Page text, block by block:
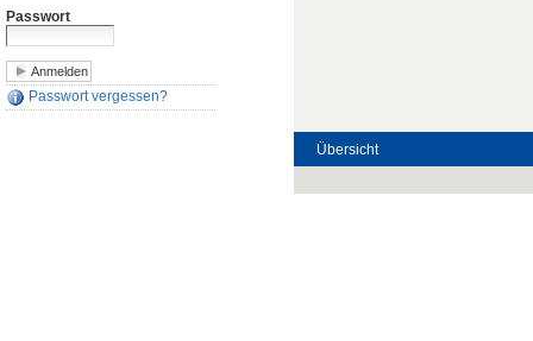
Passwort
Passwort vergessen?
Übersicht